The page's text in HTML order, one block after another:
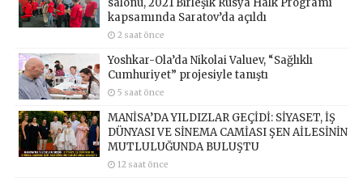
salonu, 2021 Birleşik Rusya Halk Programı
kapsamında Saratov’da açıldı
2 saat önce
Yoshkar-Ola’da Nikolai Valuev, “Sağlıklı
Cumhuriyet” projesiyle tanıştı
5 saat önce
MANİSA’DA YILDIZLAR GEÇİDİ: SİYASET, İŞ
DÜNYASI VE SİNEMA CAMİASI ŞEN AİLESİNİN
MUTLULUĞUNDA BULUŞTU
12 saat önce